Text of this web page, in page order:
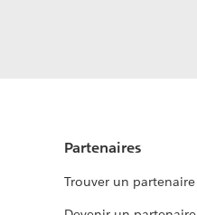
Partenaires
Trouver un partenaire